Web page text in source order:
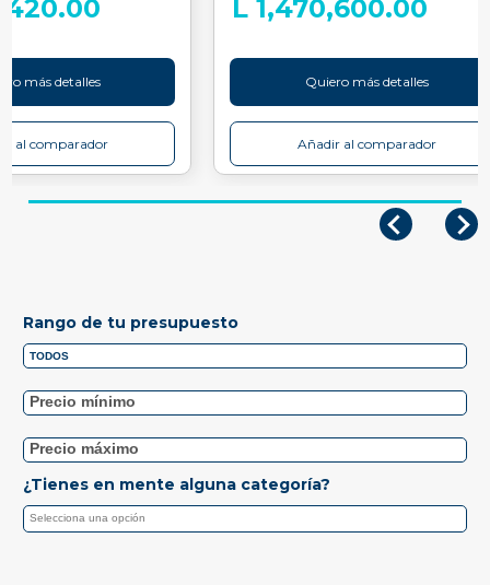
más detalles
al comparador
L 1,470,600.00
Quiero más detalles
Añadir al comparador
Rango de tu presupuesto
¿Tienes en mente alguna categoría?